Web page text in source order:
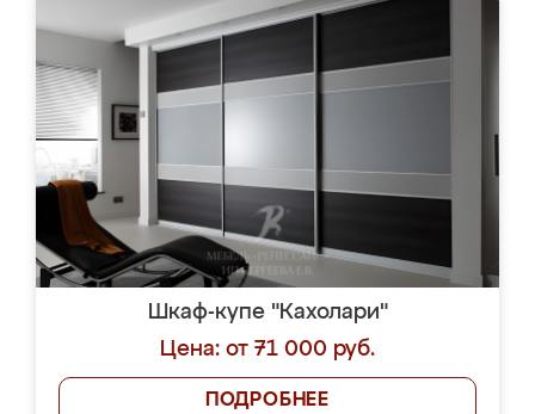
Шкаф-купе "Кахолари"
Цена: от 71 000 руб.
ПОДРОБНЕЕ